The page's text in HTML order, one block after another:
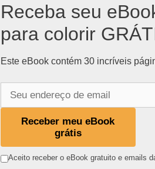
Receba seu
para colorir
Este eBook contém 30 incríveis
n
d
Receber meu eBook
grátis
Aceito receber o eBook gratuito e emails